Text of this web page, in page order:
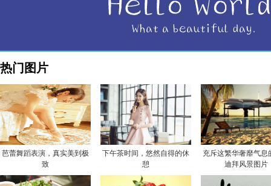
热门图片
芭蕾舞蹈表演，真实美到极
致
下午茶时间，悠然自得的休
憩
充斥这繁华奢靡气息
迪拜风景图片